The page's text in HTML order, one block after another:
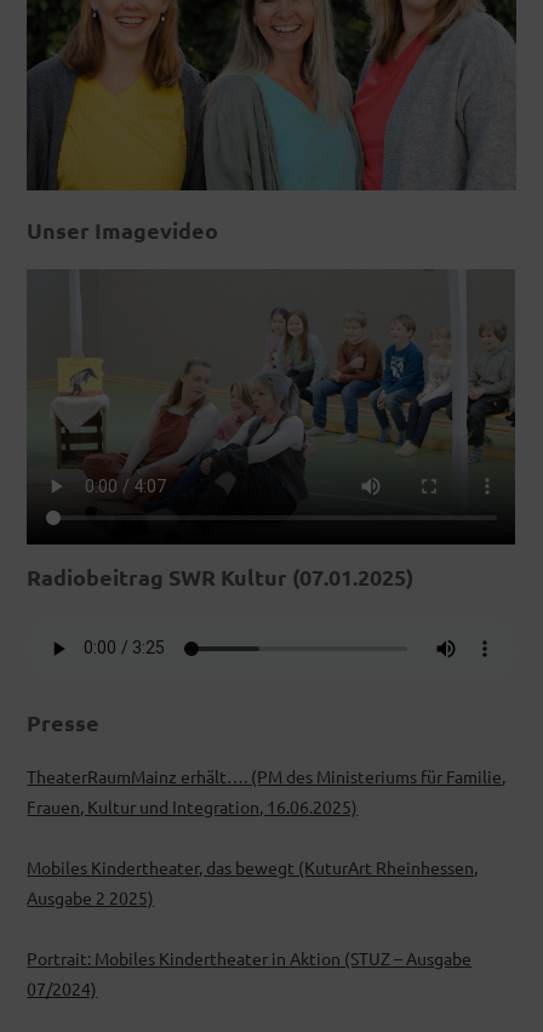
Unser Imagevideo
Radiobeitrag SWR Kultur (07.01.2025)
Presse
TheaterRaumMainz erhält…. (PM des Ministeriums für Familie,
Frauen, Kultur und Integration, 16.06.2025)
Mobiles Kindertheater, das bewegt (KuturArt Rheinhessen,
Ausgabe 2 2025)
Portrait: Mobiles Kindertheater in Aktion (STUZ – Ausgabe
07/2024)